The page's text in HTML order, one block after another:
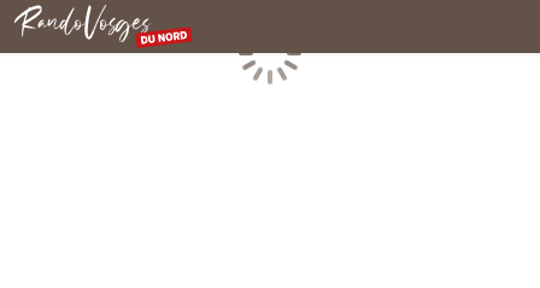
Rando Vosges du Nord
Chargement